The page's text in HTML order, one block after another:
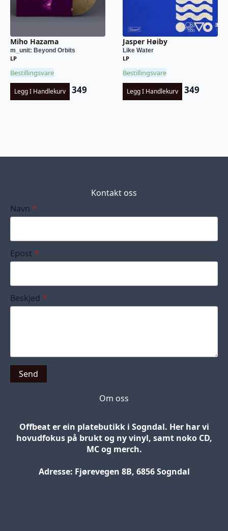
Miho Hazama
m_unit: Beyond Orbits
LP
Bestillingsvare
Legg I Handlekurv 349
Jasper Høiby
Like Water
LP
Bestillingsvare
Legg I Handlekurv 349
Kontakt oss
Navn *
Epost *
Beskjed *
Send
Om oss
Offbeat er ein platebutikk i Sogndal. Her har vi
hovudfokus på brukt og ny vinyl, samt noko CD,
MC og merch.
Adresse: Fjørevegen 8B, 6856 Sogndal